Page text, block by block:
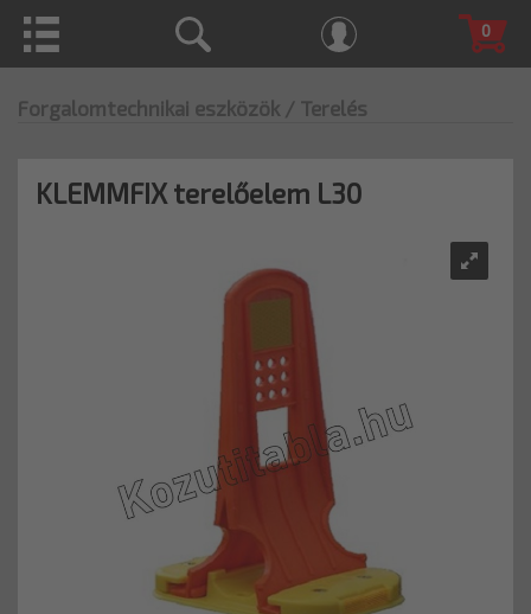
0
Forgalomtechnikai eszközök / Terelés
KLEMMFIX terelőelem L30